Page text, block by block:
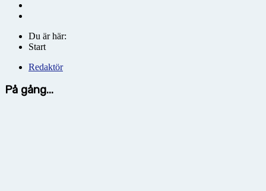
Du är här:
Start
Redaktör
På gång...